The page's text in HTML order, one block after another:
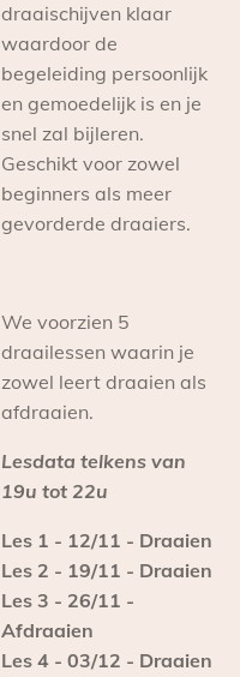
draaischijven klaar
waardoor de
begeleiding persoonlijk
en gemoedelijk is en je
snel zal bijleren.
Geschikt voor zowel
beginners als meer
gevorderde draaiers.
We voorzien 5
draailessen waarin je
zowel leert draaien als
afdraaien.
Lesdata telkens van
19u tot 22u
Les 1 - 12/11 - Draaien
Les 2 - 19/11 - Draaien
Les 3 - 26/11 -
Afdraaien
Les 4 - 03/12 - Draaien